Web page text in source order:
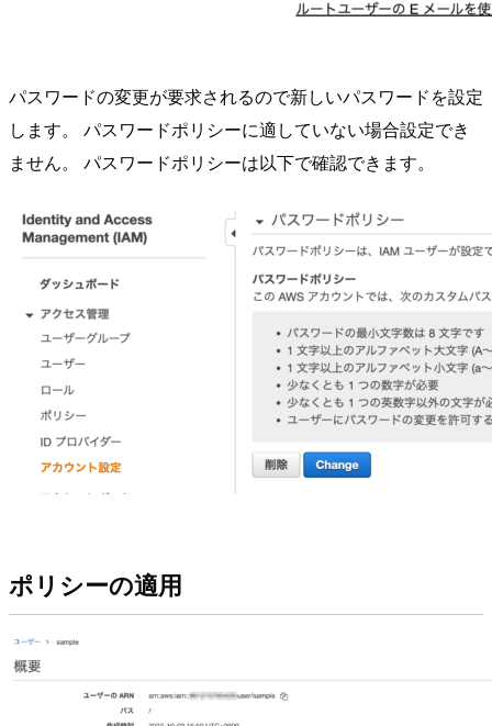
パスワードの変更が要求されるので新しいパスワードを設定
します。 パスワードポリシーに適していない場合設定でき
ません。 パスワードポリシーは以下で確認できます。
ポリシーの適用